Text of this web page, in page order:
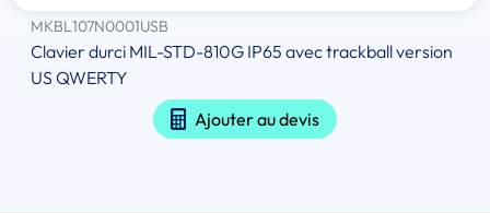
MKBL107N0001USB
Clavier durci MIL-STD-810G IP65 avec trackball version
US QWERTY
Ajouter au devis